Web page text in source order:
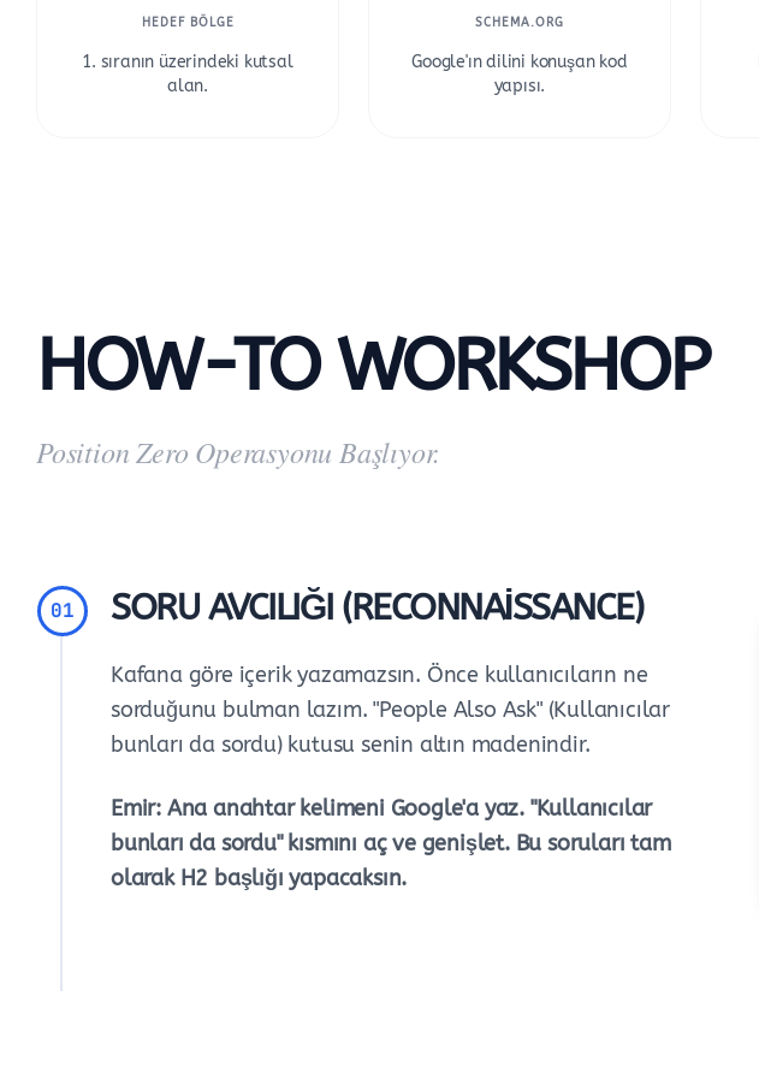
HEDEF BÖLGE
1. sıranın üzerindeki kutsal
alan.
SCHEMA.ORG
Google'ın dilini konuşan kod
yapısı.
HOW-TO WORKSHOP
Position Zero Operasyonu Başlıyor.
01 SORU AVCILIĞI (RECONNAISSANCE)
Kafana göre içerik yazamazsın. Önce kullanıcıların ne
sorduğunu bulman lazım. "People Also Ask" (Kullanıcılar
bunları da sordu) kutusu senin altın madenindir.
Emir: Ana anahtar kelimeni Google'a yaz. "Kullanıcılar
bunları da sordu" kısmını aç ve genişlet. Bu soruları tam
olarak H2 başlığı yapacaksın.